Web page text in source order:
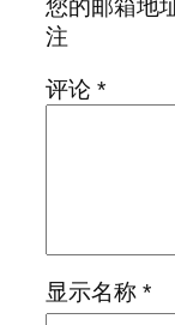
您的邮箱地
注
评论 *
显示名称 *